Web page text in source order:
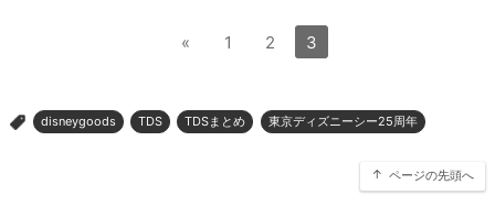
« 1 2 3
> disneygoods TDS TDSまとめ 東京ディズニーシー25周年
ページの先頭へ